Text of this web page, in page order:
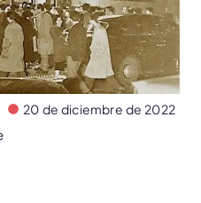
20 de diciembre de 2022